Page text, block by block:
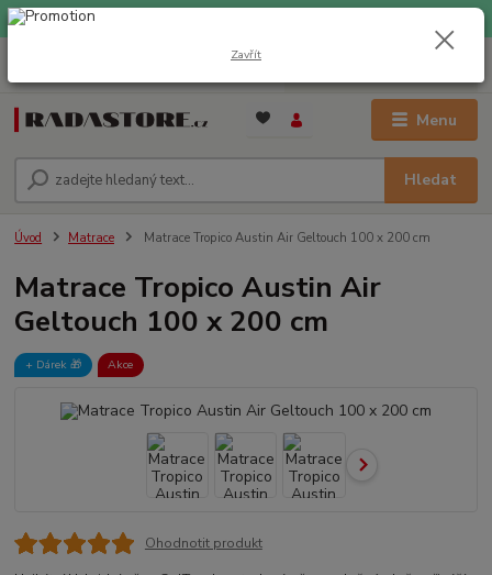
EXPRESNÍ DOPRAVA ZDARMA při nákupu nad 1000 Kč
Menu
Hledat
Úvod Matrace Matrace Tropico Austin Air Geltouch 100 x 200 cm
Matrace Tropico Austin Air
Geltouch 100 x 200 cm
+ Dárek️ 🎁 Akce
Ohodnotit produkt
Zavřít